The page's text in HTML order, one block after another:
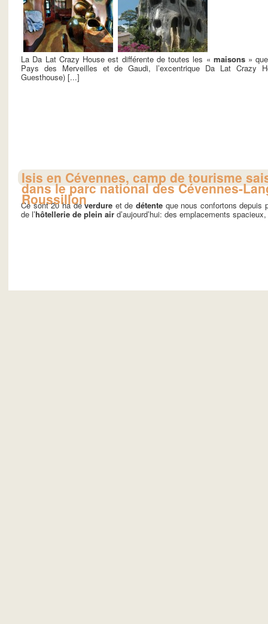
La Da Lat Crazy House est différente de toutes les « maisons» que
Pays des Merveilles et de Gaudi, l’excentrique Da Lat Crazy
Guesthouse) [...]
Isis en Cévennes, camp de tourisme
dans le parc national des Cévennes-
Roussillon
Ce sont 20 ha deverdure et de détente que nous confortons depuis
de l’hôtellerie de plein air d’aujourd’hui: des emplacements